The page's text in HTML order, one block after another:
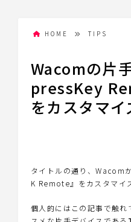
HOME TIPS
Wacomの片
pressKey
をカスタマイ
タイトルの通り、Wacom
K Remote』をカスタマイ
個人的にはこの記事で触